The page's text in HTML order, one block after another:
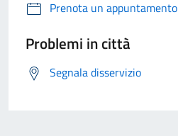
Prenota un appuntamento
Problemi in città
Segnala disservizio